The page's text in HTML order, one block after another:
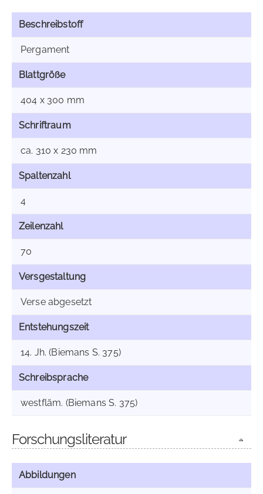
Beschreibstoff
Pergament
Blattgröße
404 x 300 mm
Schriftraum
ca. 310 x 230 mm
Spaltenzahl
4
Zeilenzahl
70
Versgestaltung
Verse abgesetzt
Entstehungszeit
14. Jh. (Biemans S. 375)
Schreibsprache
westfläm. (Biemans S. 375)
Forschungsliteratur
Abbildungen